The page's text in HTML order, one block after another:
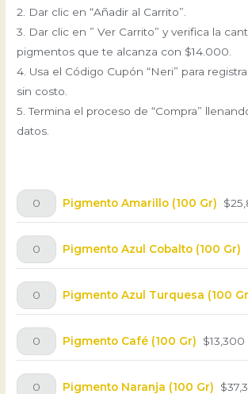
2. Dar clic en “Añadir al Carrito”.
3. Dar clic en ” Ver Carrito” y verifica la
pigmentos que te alcanza con $14.000.
4. Usa el Código Cupón “Neri” para
sin costo.
5. Termina el proceso de “Compra”
datos.
Pigmento Amarillo (100 Gr) $
Pigmento Azul Cobalto (100 Gr)
Pigmento Azul Turquesa (100
Pigmento Café (100 Gr) $13,300
Pigmento Naranja (100 Gr) $